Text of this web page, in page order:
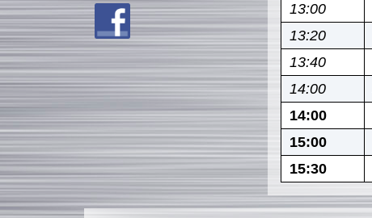
13:00
13:20
13:40
14:00
14:00
15:00
15:30